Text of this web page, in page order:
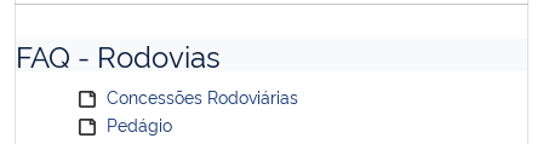
FAQ - Rodovias
Concessões Rodoviárias
Pedágio